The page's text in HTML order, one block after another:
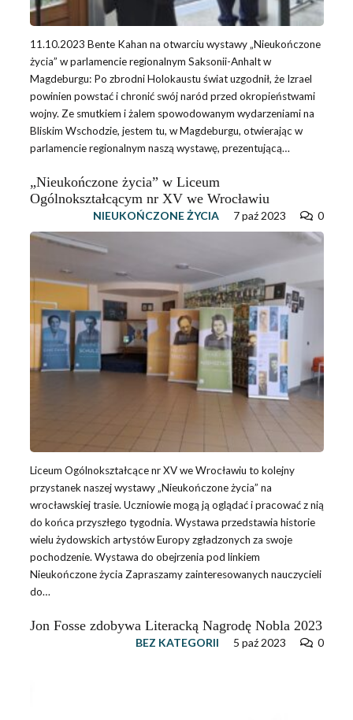
11.10.2023 Bente Kahan na otwarciu wystawy „Nieukończone
życia” w parlamencie regionalnym Saksonii-Anhalt w
Magdeburgu: Po zbrodni Holokaustu świat uzgodnił, że Izrael
powinien powstać i chronić swój naród przed okropieństwami
wojny. Ze smutkiem i żalem spowodowanym wydarzeniami na
Bliskim Wschodzie, jestem tu, w Magdeburgu, otwierając w
parlamencie regionalnym naszą wystawę, prezentującą…
„Nieukończone życia” w Liceum
Ogólnokształcącym nr XV we Wrocławiu
NIEUKOŃCZONE ŻYCIA 7 paź 2023 0
Liceum Ogólnokształcące nr XV we Wrocławiu to kolejny
przystanek naszej wystawy „Nieukończone życia” na
wrocławskiej trasie. Uczniowie mogą ją oglądać i pracować z nią
do końca przyszłego tygodnia. Wystawa przedstawia historie
wielu żydowskich artystów Europy zgładzonych za swoje
pochodzenie. Wystawa do obejrzenia pod linkiem
Nieukończone życia Zapraszamy zainteresowanych nauczycieli
do…
Jon Fosse zdobywa Literacką Nagrodę Nobla 2023
BEZ KATEGORII 5 paź 2023 0